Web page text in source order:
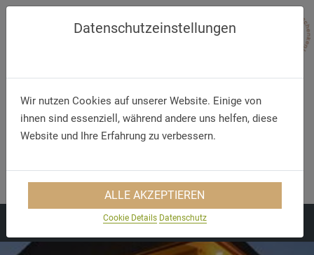
+49 (0) 7556 93020
info@sternen-muehlhofen.de
Datenschutzeinstellungen
Wir nutzen Cookies auf unserer Website. Einige von
ihnen sind essenziell, während andere uns helfen, diese
Website und Ihre Erfahrung zu verbessern.
ALLE AKZEPTIEREN
Cookie Details Datenschutz